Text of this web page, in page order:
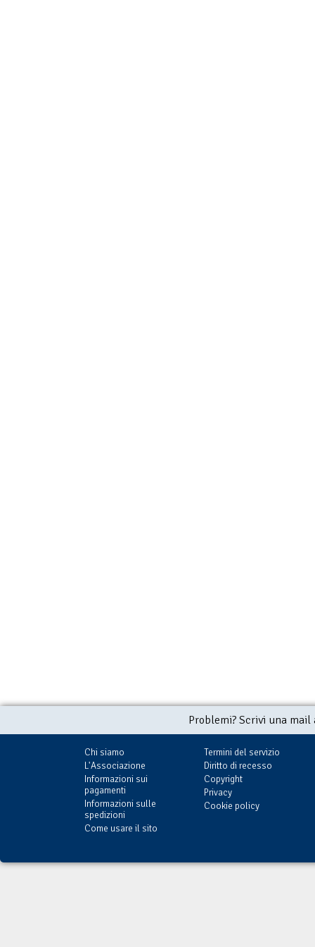
Problemi? Scrivi una
Chi siamo
L'Associazione
Informazioni sui
pagamenti
Informazioni sulle
spedizioni
Come usare il sito
Termini del servizio
Diritto di recesso
Copyright
Privacy
Cookie policy